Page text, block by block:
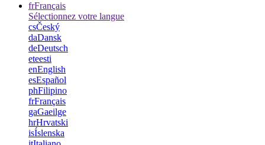
frFrançais
Sélectionnez votre langue
csČeský
daDansk
deDeutsch
eteesti
enEnglish
esEspañol
phFilipino
frFrançais
gaGaeilge
hrHrvatski
isÍslenska